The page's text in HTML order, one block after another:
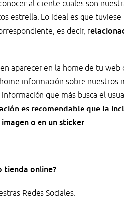
al cliente cuales son
estrella. Lo ideal es que tuviese
es decir, r
aparecer en la home de tu web
información sobre nuestros
que más busca el
es recomendable que la
o en un sticker.
tienda online?
Redes Sociales.